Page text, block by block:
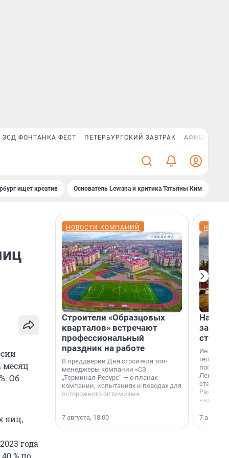
ЗСД ФОНТАНКА ФЕСТ ПЕТЕРБУРГСКИЙ ЗАВТРАК АФИША PLUS
ищет креатив Основатель Levrana и критика Татьяны Ким
месяц
Об
яиц,
года
% по
НОВОСТИ КОМПАНИЙ
Строители «Образцовых
кварталов» встречают
профессиональный
праздник на работе
В преддверии Дня строителя топ-
менеджеры компании «СЗ
„Терминал-Ресурс“ — о планах
компании, испытаниях и поводах для
осторожного оптимизма.
7 августа, 18:00
На
станции
7